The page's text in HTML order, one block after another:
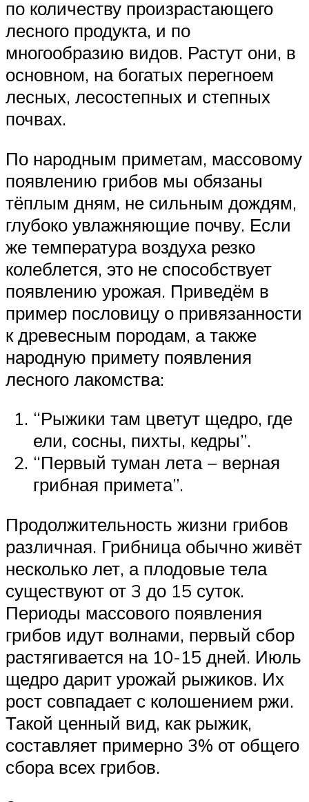
по количеству произрастающего
лесного продукта, и по
многообразию видов. Растут они, в
основном, на богатых перегноем
лесных, лесостепных и степных
почвах.
По народным приметам, массовому
появлению грибов мы обязаны
тёплым дням, не сильным дождям,
глубоко увлажняющие почву. Если
же температура воздуха резко
колеблется, это не способствует
появлению урожая. Приведём в
пример пословицу о привязанности
к древесным породам, а также
народную примету появления
лесного лакомства:
“Рыжики там цветут щедро, где
ели, сосны, пихты, кедры”.
“Первый туман лета − верная
грибная примета”.
Продолжительность жизни грибов
различная. Грибница обычно живёт
несколько лет, а плодовые тела
существуют от 3 до 15 суток.
Периоды массового появления
грибов идут волнами, первый сбор
растягивается на 10-15 дней. Июль
щедро дарит урожай рыжиков. Их
рост совпадает с колошением ржи.
Такой ценный вид, как рыжик,
составляет примерно 3% от общего
сбора всех грибов.